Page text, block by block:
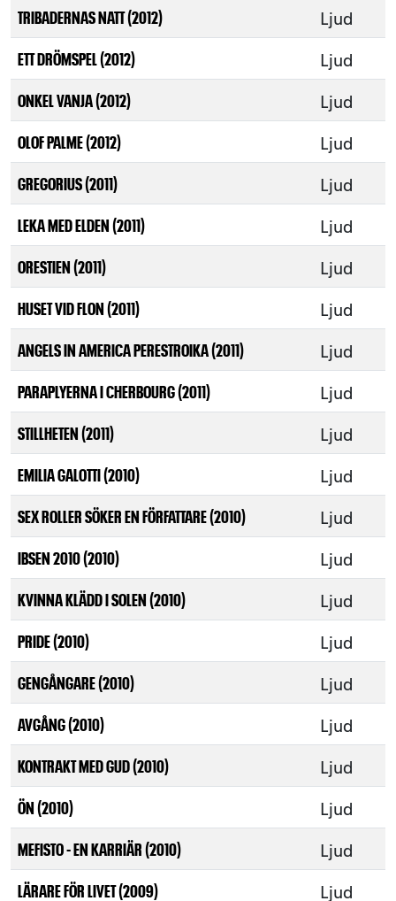
TRIBADERNAS NATT (2012) Ljud
ETT DRÖMSPEL (2012) Ljud
ONKEL VANJA (2012) Ljud
OLOF PALME (2012) Ljud
GREGORIUS (2011) Ljud
LEKA MED ELDEN (2011) Ljud
ORESTIEN (2011) Ljud
HUSET VID FLON (2011) Ljud
ANGELS IN AMERICA PERESTROIKA (2011) Ljud
PARAPLYERNA I CHERBOURG (2011) Ljud
STILLHETEN (2011) Ljud
EMILIA GALOTTI (2010) Ljud
SEX ROLLER SÖKER EN FÖRFATTARE (2010) Ljud
IBSEN 2010 (2010) Ljud
KVINNA KLÄDD I SOLEN (2010) Ljud
PRIDE (2010) Ljud
GENGÅNGARE (2010) Ljud
AVGÅNG (2010) Ljud
KONTRAKT MED GUD (2010) Ljud
ÖN (2010) Ljud
MEFISTO - EN KARRIÄR (2010) Ljud
LÄRARE FÖR LIVET (2009) Ljud